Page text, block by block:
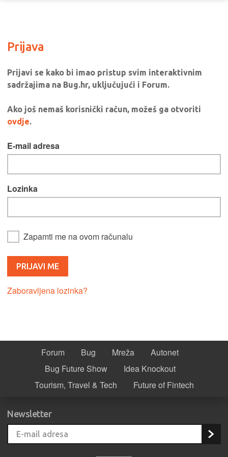
Prijava
Prijavi se kako bi imao pristup svim interaktivnim
sadržajima na Bug.hr, uključujući i Forum.
Ako još nemaš korisnički račun, možeš ga otvoriti
ovdje.
E-mail adresa
Lozinka
Zapamti me na ovom računalu
Zaboravljena lozinka?
Forum Bug Mreža
Autonet
Bug Future Show
Idea Knockout
Tourism, Travel & Tech
Future of Fintech
Newsletter